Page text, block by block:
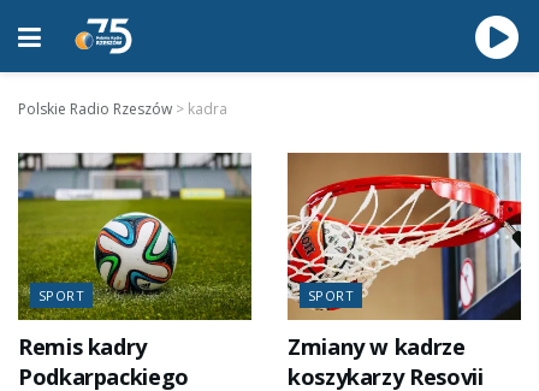
Polskie Radio Rzeszów > kadra
SPORT
Remis kadry
Podkarpackiego
SPORT
Zmiany w kadrze
koszykarzy Resovii